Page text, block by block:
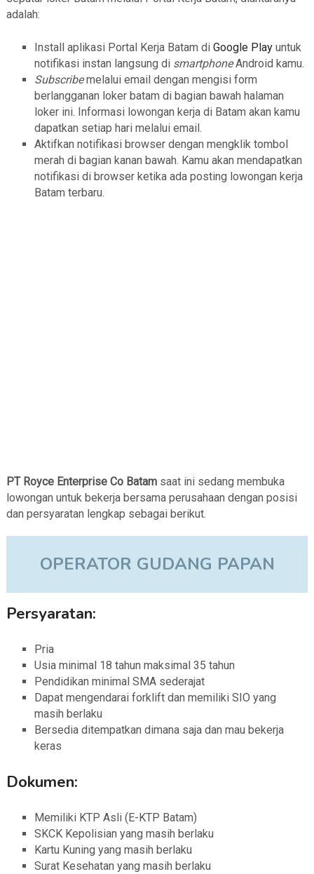
adalah:
Install aplikasi Portal Kerja Batam di Google Playuntuk
notifikasi instan langsung di smartphoneAndroid kamu.
Subscribemelalui email dengan mengisi form
berlangganan loker batam di bagian bawah halaman
loker ini. Informasi lowongan kerja di Batam akan kamu
dapatkan setiap hari melalui email.
Aktifkan notifikasi browser dengan mengklik tombol
merah di bagian kanan bawah. Kamu akan mendapatkan
notifikasi di browser ketika ada posting lowongan kerja
Batam terbaru.
PT Royce Enterprise Co Batamsaat ini sedang membuka
lowongan untuk bekerja bersama perusahaan dengan posisi
dan persyaratan lengkap sebagai berikut.
OPERATOR GUDANG PAPAN
Persyaratan:
Pria
Usia minimal 18 tahun maksimal 35 tahun
Pendidikan minimal SMA sederajat
Dapat mengendarai forklift dan memiliki SIO yang
masih berlaku
Bersedia ditempatkan dimana saja dan mau bekerja
keras
Dokumen:
Memiliki KTP Asli (E-KTP Batam)
SKCK Kepolisian yang masih berlaku
Kartu Kuning yang masih berlaku
Surat Kesehatan yang masih berlaku